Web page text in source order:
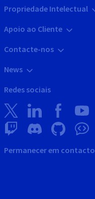
Propriedade Intelectual
Apoio ao Cliente
Contacte-nos
News
Redes sociais
Permanecer em contacto